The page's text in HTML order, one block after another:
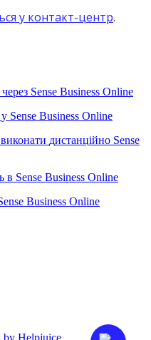
ься у контакт-центр.
через Sense Business Online
у Sense Business Online
виконати дистанційно Sense
ь в Sense Business Online
Business Online